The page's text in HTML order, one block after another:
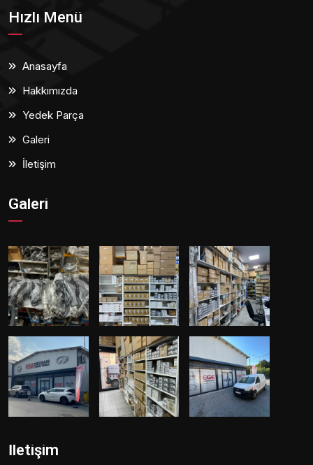
Hızlı Menü
Anasayfa
Hakkımızda
Yedek Parça
Galeri
İletişim
Galeri
İletişim